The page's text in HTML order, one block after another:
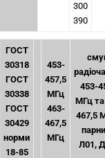
300
390
ГОСТ
30318
ГОСТ
30338
ГОСТ
30429
норми
18-85
453-
457,5
МГц
463-
467,5
МГц
453-
МГц
467,5
Л01,